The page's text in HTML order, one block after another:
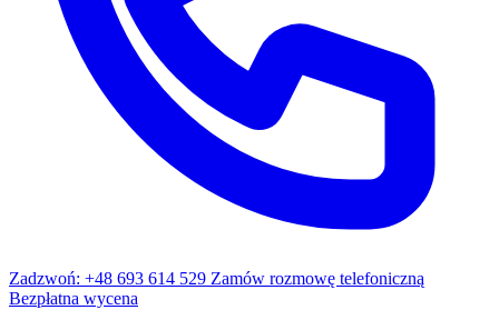
Zadzwoń: +48 693 614 529 Zamów rozmowę telefoniczną
Bezpłatna wycena